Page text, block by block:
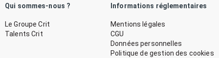
Qui sommes-nous ?
Le Groupe Crit
Talents Crit
Informations réglementaires
Mentions légales
CGU
Données personnelles
Politique de gestion des cookies